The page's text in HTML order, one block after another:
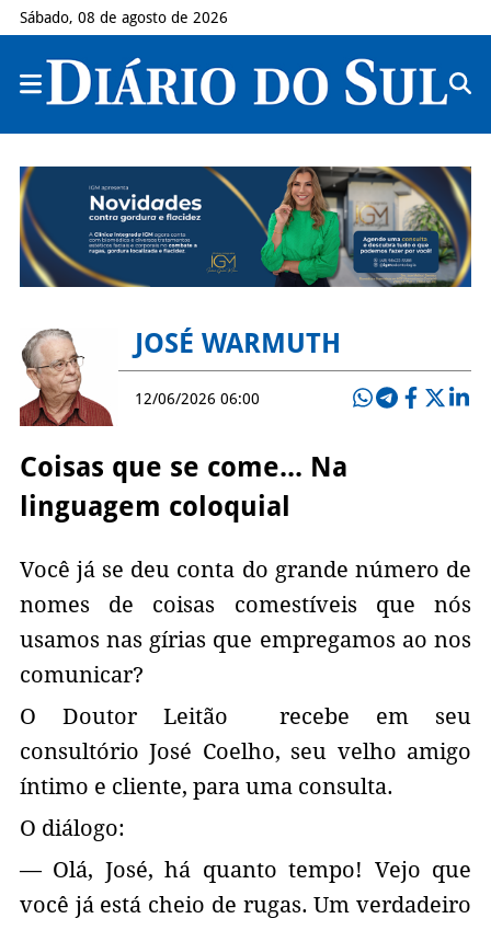
Sábado, 08 de agosto de 2026
JOSÉ WARMUTH
12/06/2026 06:00
Coisas que se come... Na
linguagem coloquial
Você já se deu conta do grande número de
nomes de coisas comestíveis que nós
usamos nas gírias que empregamos ao nos
comunicar?
O Doutor Leitão recebe em seu
consultório José Coelho, seu velho amigo
íntimo e cliente, para uma consulta.
O diálogo:
— Olá, José, há quanto tempo! Vejo que
você já está cheio de rugas. Um verdadeiro